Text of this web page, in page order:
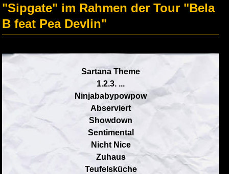
"Sipgate" im Rahmen der Tour "Bela
B feat Pea Devlin"
Sartana Theme
1.2.3. ...
Ninjababypowpow
Abserviert
Showdown
Sentimental
Nicht Nice
Zuhaus
Teufelsküche